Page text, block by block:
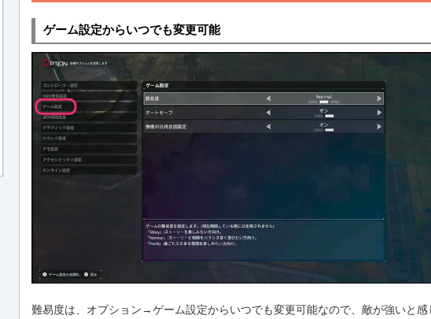
ゲーム設定からいつでも変更可能
難易度は、オプション→ゲーム設定からいつでも変更可能なので、敵が強いと感